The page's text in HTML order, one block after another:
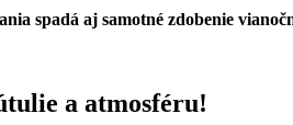
spadá aj samotné zdobenie
a atmosféru!